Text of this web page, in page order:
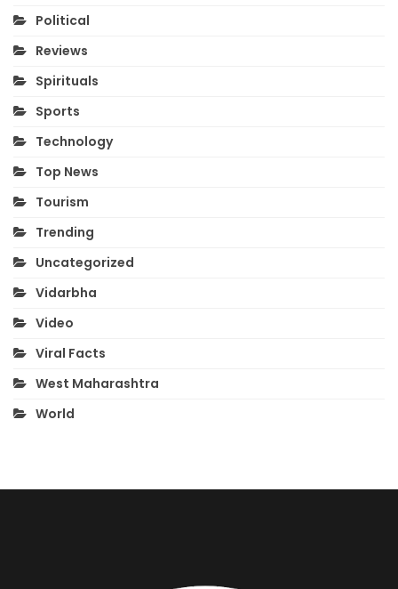
Political
Reviews
Spirituals
Sports
Technology
Top News
Tourism
Trending
Uncategorized
Vidarbha
Video
Viral Facts
West Maharashtra
World